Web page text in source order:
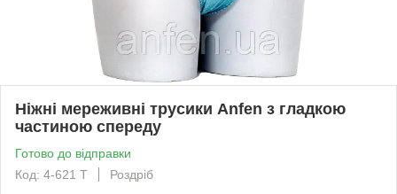
Ніжні мереживні трусики Anfen з гладкою
частиною спереду
Готово до відправки
Код: 4-621 Т
Роздріб